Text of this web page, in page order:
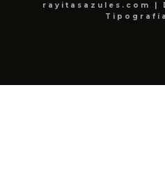
rayitasazules.com |